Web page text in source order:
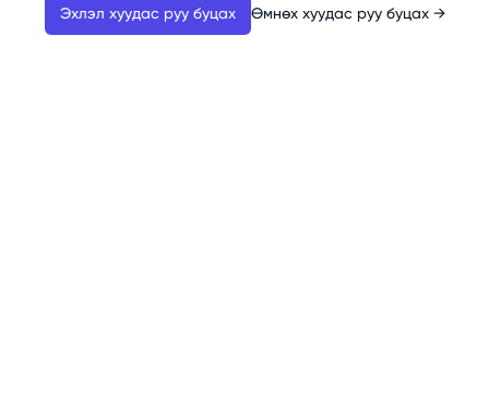
Эхлэл хуудас руу буцах Өмнөх хуудас руу буцах →